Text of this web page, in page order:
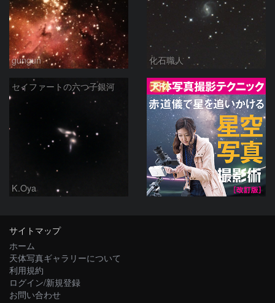
gungun 化石職人
セイファートの六つ子銀河
K.Oya
PR
サイトマップ
ホーム
天体写真ギャラリーについて
利用規約
ログイン/新規登録
お問い合わせ